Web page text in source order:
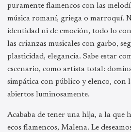
puramente flamencos con las
música romaní, griega o marroquí.
identidad ni de emoción, todo lo
las crianzas musicales con garbo,
plasticidad, elegancia. Sabe estar
escenario, como artista total:
simpática con público y elenco, con
abiertos luminosamente.
Acababa de tener una hija, a la que
ecos flamencos, Malena. Le